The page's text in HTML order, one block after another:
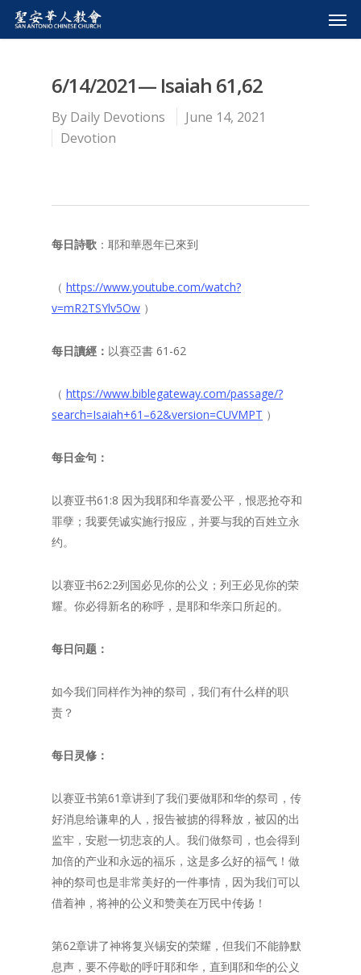
6/14/2021— Isaiah 61,62
By Daily Devotions
June 14, 2021
Devotion
每日詩歌 ：耶和華恩年已來到
（ https://www.youtube.com/watch?
v=mR2TSYlv5Ow ）
每日讀經： 以賽亞書 61-62
（ https://www.biblegateway.com/passage/?
search=Isaiah+61 –62&version=CUVMPT ）
每日金句：
以赛亚书61:8 因为我耶和华喜爱公平，恨恶抢夺和
罪孽；我要凭诚实施行报应，并要与我的百姓立永
约。
以赛亚书62:2列国必见你的公义；列王必见你的荣
耀。你必得新名的称呼，是耶和华亲口所起的。
每日问题：
如今我们同样作为神的祭司，我们有什么样的职
责？
每日灵修：
以赛亚书第61章讲到了我们要做耶和华的祭司，传
好消息给谦卑的人，报告被掳的得释放，被囚的出
监牢，安慰一切悲哀的人。我们做祭司，也会得到
加倍的产业和永远的福乐，这是多么好的福气！做
神的祭司也是非常美好的一件事情，因为我们可以
借着神，将神的公义和赞美在万民中传扬！
第62章讲了神将复兴锡安的荣耀，但我们不能静默
息声，要不停歇的呼吁耶和华，直到耶和华的公义